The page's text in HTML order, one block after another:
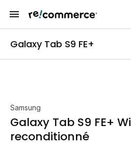
Galaxy Tab S9 FE+
Samsung
Galaxy Tab S9 FE+
reconditionné